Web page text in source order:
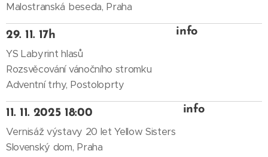
Malostranská beseda, Praha
29. 11. 17h
YS Labyrint hlasů
Rozsvěcování vánočního stromku
Adventní trhy, Postoloprty
info
11. 11. 2025 18:00
Vernisáž výstavy 20 let Yellow Sisters
Slovenský dom, Praha
info